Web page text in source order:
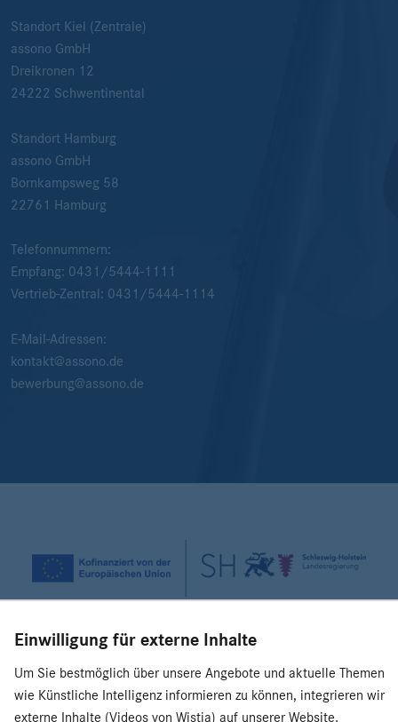
Standort Kiel (Zentrale)
assono GmbH
Dreikronen 12
24222 Schwentinental
Standort Hamburg
assono GmbH
Bornkampsweg 58
22761 Hamburg
Telefonnummern:
Empfang: 0431/5444-1111
Vertrieb-Zentral: 0431/5444-1114
E-Mail-Adressen:
kontakt@assono.de
bewerbung@assono.de
Einwilligung für externe Inhalte
Um Sie bestmöglich über unsere Angebote und aktuelle Themen
wie Künstliche Intelligenz informieren zu können, integrieren wir
externe Inhalte (Videos von Wistia) auf unserer Website.